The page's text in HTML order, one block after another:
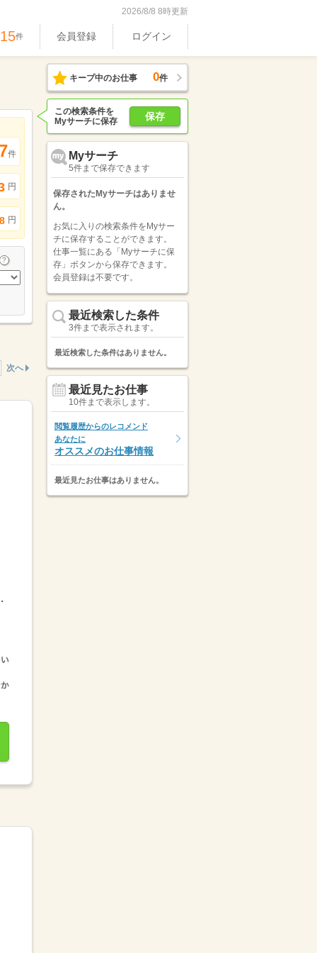
2026/8/8 8時更新
件 会員登録 ログイン
件
円
円
次へ
～21時13～...
キープ中のお仕事 0件
保存
この検索条件を
Myサーチに保存
Myサーチ
5件まで保存できます
保存されたMyサーチはありませ
ん。
お気に入りの検索条件をMyサー
チに保存することができます。
仕事一覧にある「Myサーチに保
存」ボタンから保存できます。
会員登録は不要です。
最近検索した条件
3件まで表示されます。
最近検索した条件はありません。
最近見たお仕事
10件まで表示します。
閲覧履歴からのレコメンド
あなたに
オススメのお仕事情報
最近見たお仕事はありません。